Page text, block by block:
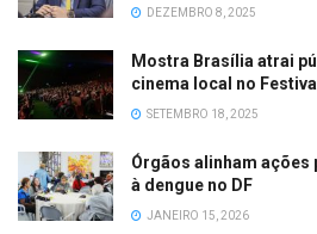
DEZEMBRO 8, 2025
Mostra Brasília atrai
cinema local no
SETEMBRO 18, 2025
Órgãos alinham
à dengue no DF
JANEIRO 15, 2026